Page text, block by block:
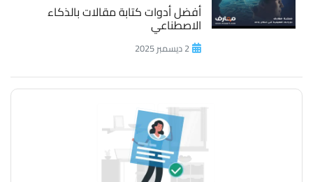
أفضل أدوات كتابة مقالات بالذكاء
الاصطناعي
2 ديسمبر 2025